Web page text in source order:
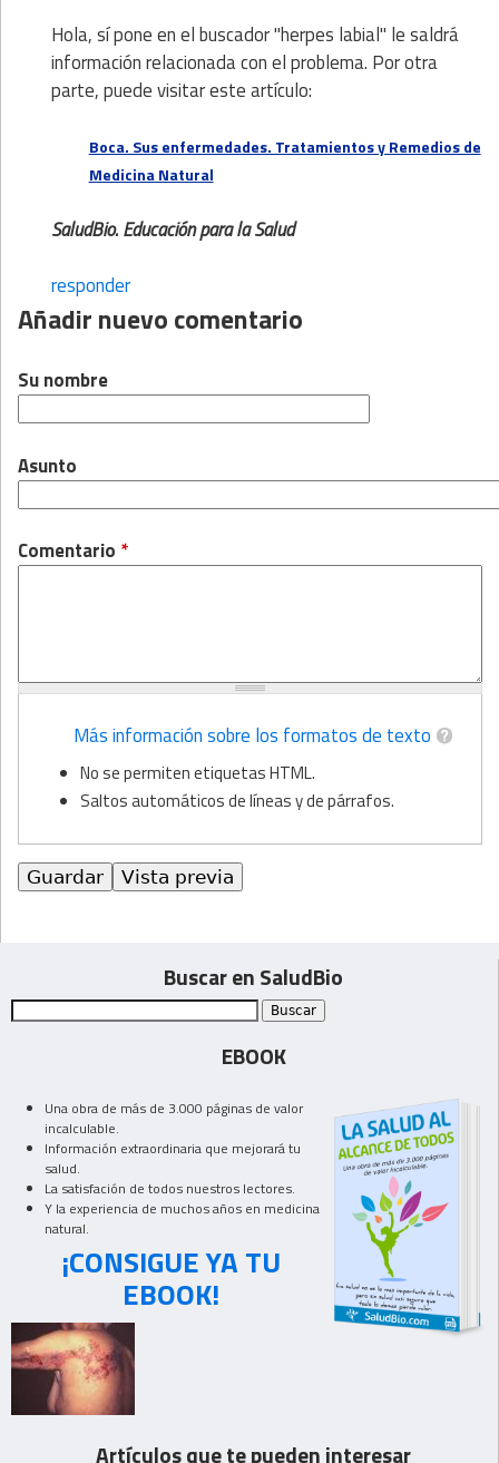
Hola, sí pone en el buscador "herpes labial" le saldrá
información relacionada con el problema. Por otra
parte, puede visitar este artículo:
Boca. Sus enfermedades. Tratamientos y Remedios de
Medicina Natural
SaludBio. Educación para la Salud
responder
Añadir nuevo comentario
Su nombre
Asunto
Comentario *
Más información sobre los formatos de texto
No se permiten etiquetas HTML.
Saltos automáticos de líneas y de párrafos.
Buscar en SaludBio
EBOOK
Una obra de más de 3.000 páginas de valor
incalculable.
Información extraordinaria que mejorará tu
salud.
La satisfación de todos nuestros lectores.
Y la experiencia de muchos años en medicina
natural.
¡CONSIGUE YA TU
EBOOK!
Artículos que te pueden interesar